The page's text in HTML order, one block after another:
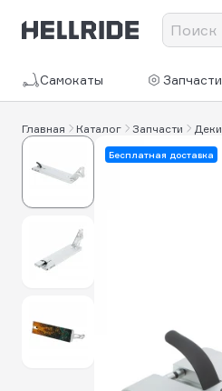
Самокаты Запчасти
Главная Каталог Запчасти Деки
Бесплатная доставка